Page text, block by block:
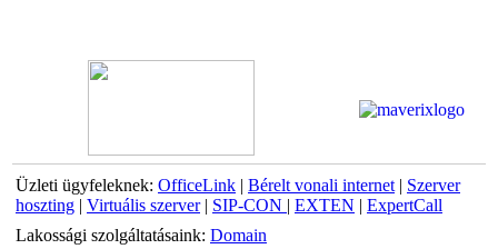
Üzleti ügyfeleknek: OfficeLink | Bérelt vonali internet | Szerver
hoszting | Virtuális szerver| SIP-CON | EXTEN | ExpertCall
Lakossági szolgáltatásaink: Domain